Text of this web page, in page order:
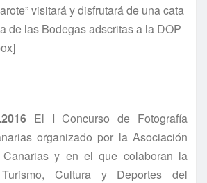
visitará y disfrutará de una cata
de las Bodegas adscritas a la DOP
El I Concurso de Fotografía
organizado por la Asociación
y en el que colaboran la
Cultura y Deportes del